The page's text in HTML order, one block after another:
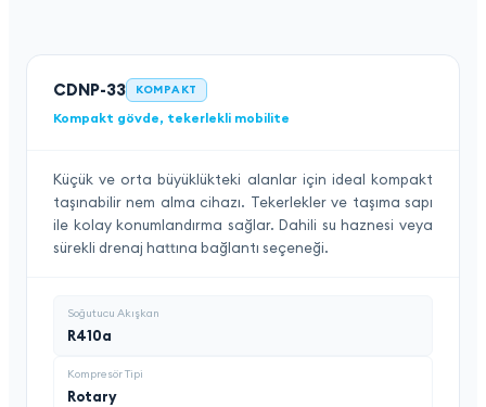
CDNP-33 KOMPAKT
Kompakt gövde, tekerlekli mobilite
Küçük ve orta büyüklükteki alanlar için ideal kompakt
taşınabilir nem alma cihazı. Tekerlekler ve taşıma sapı
ile kolay konumlandırma sağlar. Dahili su haznesi veya
sürekli drenaj hattına bağlantı seçeneği.
Soğutucu Akışkan
R410a
Kompresör Tipi
Rotary